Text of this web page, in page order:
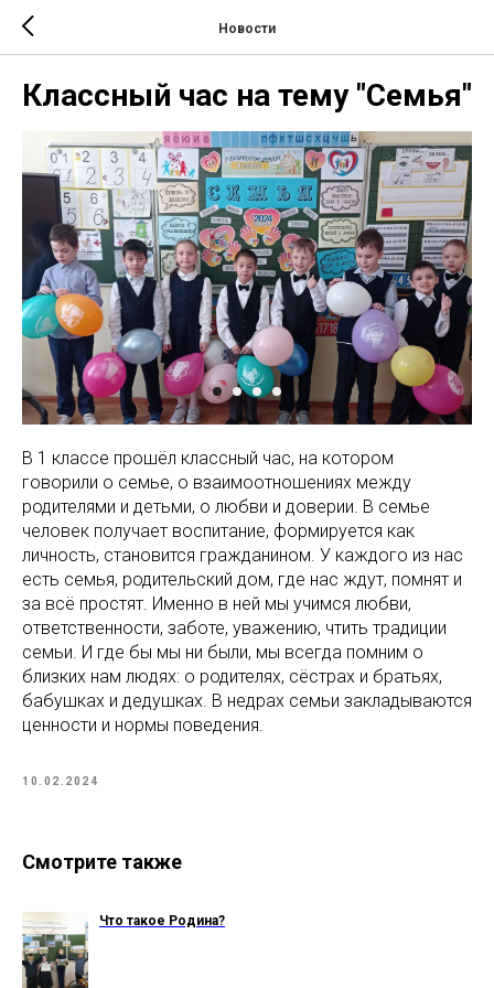
Новости
Классный час на тему "Семья"
В 1 классе прошёл классный час, на котором
говорили о семье, о взаимоотношениях между
родителями и детьми, о любви и доверии. В семье
человек получает воспитание, формируется как
личность, становится гражданином. У каждого из нас
есть семья, родительский дом, где нас ждут, помнят и
за всё простят. Именно в ней мы учимся любви,
ответственности, заботе, уважению, чтить традиции
семьи. И где бы мы ни были, мы всегда помним о
близких нам людях: о родителях, сёстрах и братьях,
бабушках и дедушках. В недрах семьи закладываются
ценности и нормы поведения.
10.02.2024
Смотрите также
Что такое Родина?